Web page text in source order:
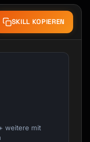
SKILL KOPIEREN
weitere mit